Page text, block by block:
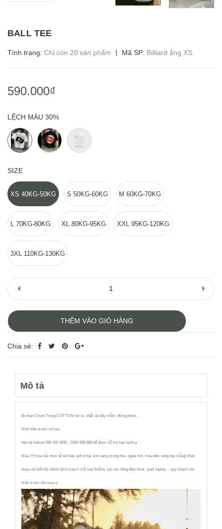
BALL TEE
Tình trạng: Chỉ còn 20 sản phẩm | Mã SP: Billiard ắng XS
590.000₫
LỆCH MÀU 30%
SIZE
XS 40KG-50KG S 50KG-60KG M 60KG-70KG
L 70KG-80KG XL 80KG-95KG XXL 95KG-120KG
3XL 110KG-130KG
THÊM VÀO GIỎ HÀNG
Chia sẻ:
Mô tả
Áo thun Chuot Trang COTTON sợi to, chất vải dày mềm, đứng phom.
Hình thêu trước và sau,
liên hệ hotline 098 100 3000 - 0366 999 989 để được hỗ trợ bảo hành ạ
Màu: màu sắc thực tế sẽ khác ảnh ở tuỳ ánh sáng (trong nhà, ngoài trời, màu đèn vàng hay trắng) khác
nhau, sẽ hiển thị chênh lệch màu ở mỗi loại thiết bị, tuỳ các hãng điện thoai, ipad, laptop.... quý khách cân
nhắc trước khi mua ạ.